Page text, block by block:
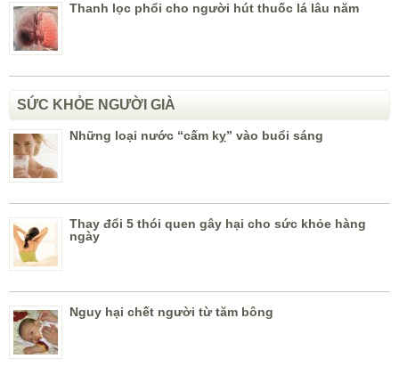
Thanh lọc phổi cho người hút thuốc lá lâu năm
SỨC KHỎE NGƯỜI GIÀ
Những loại nước “cấm kỵ” vào buổi sáng
Thay đổi 5 thói quen gây hại cho sức khỏe hàng
ngày
Nguy hại chết người từ tăm bông